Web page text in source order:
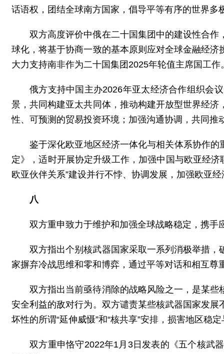
话语权，团结全球南方国家，倡导平等有序的世界
双方高度评价中俄在二十国集团中的建设性合
球化，将基于协商一致的基本原则应对全球金融经
大力支持南非作为二十国集团2025年轮值主席国工作
俄方支持中国主办2026年亚太经济合作组织会
景，共同构建亚太共同体，推动构建开放型世界经
性、可预测的贸易投资环境；加强沟通协调，共同
鉴于深化欧亚地区经济一体化与相关体系协作
定》，适时开展协定升级工作，加强中国与欧亚经济
欧亚伙伴关系”建设并行不悖、协调发展，加强欧亚
八
双方重申致力于维护和加强全球战略稳定，携
双方指出个别核武器国家采取一系列消极举措
家摒弃冷战思维和零和博弈，通过平等对话和相互
双方指出当前亟待消除的战略风险之一，是某
安全利益的敌对行为。双方谴责某些核武器国家发
坏性的所谓“延伸威慑”和“核共享”安排，损害地区
双方重申恪守2022年1月3日发表的《五个核武